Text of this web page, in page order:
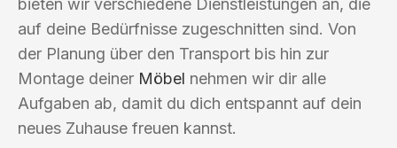
bieten wir verschiedene Dienstleistungen an, die
auf deine Bedürfnisse zugeschnitten sind. Von
der Planung über den Transport bis hin zur
Montage deiner Möbel nehmen wir dir alle
Aufgaben ab, damit du dich entspannt auf dein
neues Zuhause freuen kannst.